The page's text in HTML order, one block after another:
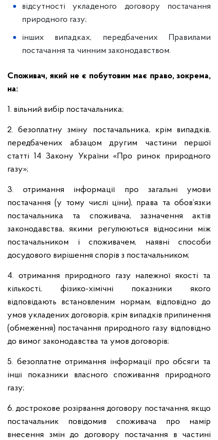
відсутності укладеного договору постачання
природного газу;
інших випадках, передбачених Правилами
постачання та чинним законодавством.
Споживач, який не є побутовим має право, зокрема,
на:
1. вільний вибір постачальника;
2. безоплатну зміну постачальника, крім випадків,
передбачених абзацом другим частини першої
статті 14 Закону України «Про ринок природного
газу»;
3. отримання інформації про загальні умови
постачання (у тому числі ціни), права та обов’язки
постачальника та споживача, зазначення актів
законодавства, якими регулюються відносини між
постачальником і споживачем, наявні способи
досудового вирішення спорів з постачальником;
4. отримання природного газу належної якості та
кількості, фізико-хімічні показники якого
відповідають встановленим нормам, відповідно до
умов укладених договорів, крім випадків припинення
(обмеження) постачання природного газу відповідно
до вимог законодавства та умов договорів;
5. безоплатне отримання інформації про обсяги та
інші показники власного споживання природного
газу;
6. дострокове розірвання договору постачання, якщо
постачальник повідомив споживача про намір
внесення змін до договору постачання в частині